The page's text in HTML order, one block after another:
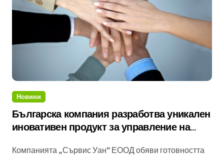
Новини
Българска компания разработва уникален
иновативен продукт за управление на
Компанията „Сървис Уан” ЕООД обяви готовността